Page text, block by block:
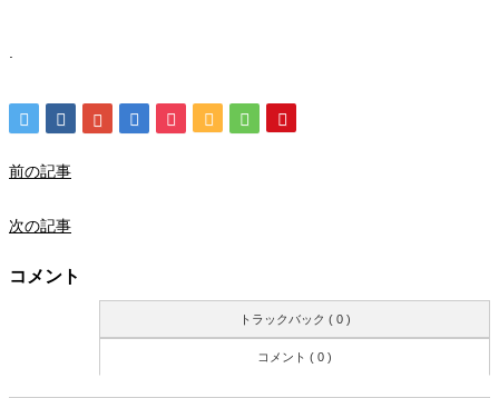
前の記事
次の記事
コメント
トラックバック ( 0 )
コメント ( 0 )